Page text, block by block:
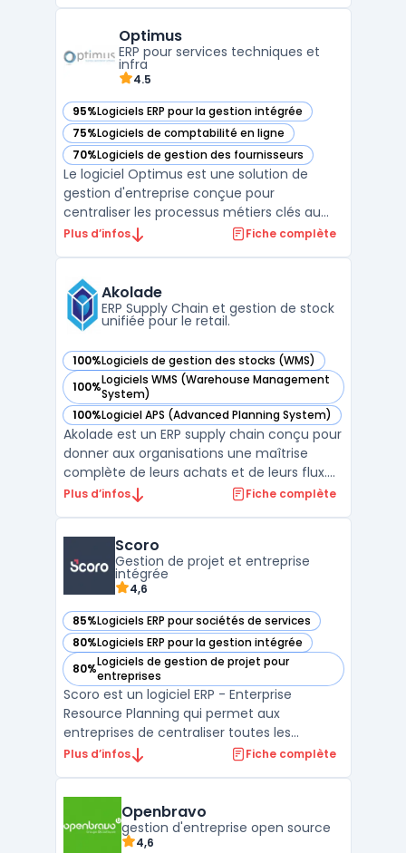
améliorer la gestion des stocks, la
planification des entre ...
Optimus
ERP pour services techniques et
infra
4.5
95%Logiciels ERP pour la gestion intégrée
— voir Optimus dans cette catégorie
75%Logiciels de comptabilité en ligne
— voir Optimus dans cette catégorie
70%Logiciels de gestion des fournisseurs
— voir Optimus dans cette catégorie
Le logiciel Optimus est une solution de
gestion d'entreprise conçue pour
centraliser les processus métiers clés au
sein d’une plateforme unique. Accessible
son interface intuitive et ses modules
interconnectés. Cette ...
Plus d’infos Fiche complète
Akolade
ERP Supply Chain et gestion de stock
unifiée pour le retail.
100%Logiciels de gestion des stocks (WMS)
— voir Akolade dans cette catégorie
100%Logiciels WMS (Warehouse Management
System)
— voir Akolade dans cette catégorie
100%Logiciel APS (Advanced Planning System)
— voir Akolade dans cette catégorie
Akolade est un ERP supply chain conçu pour
donner aux organisations une maîtrise
complète de leurs achats et de leurs flux.
Plus qu’un outil de gestion, il structure les
stocks et de la performance. Adapté aux en
...
Plus d’infos Fiche complète
Scoro
Gestion de projet et entreprise
intégrée
4,6
85%Logiciels ERP pour sociétés de services
— voir Scoro dans cette catégorie
80%Logiciels ERP pour la gestion intégrée
— voir Scoro dans cette catégorie
80%Logiciels de gestion de projet pour
entreprises
— voir Scoro dans cette catégorie
Scoro est un logiciel ERP - Enterprise
Resource Planning qui permet aux
entreprises de centraliser toutes les
données de leur entreprise et de gérer
suivre votre pipeline de ventes, gérer les
projets et les tâches, fac ...
Plus d’infos Fiche complète
Openbravo
gestion d'entreprise open source
4,6